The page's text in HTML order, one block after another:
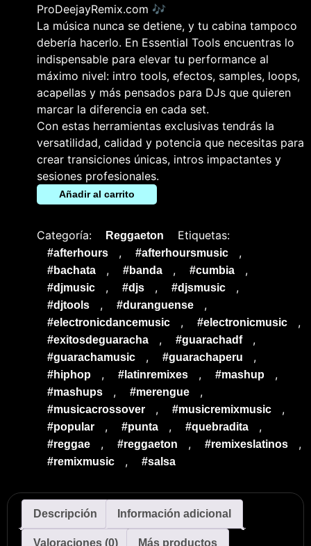
ProDeejayRemix.com 🎶
La música nunca se detiene, y tu cabina tampoco
debería hacerlo. En Essential Tools encuentras lo
indispensable para elevar tu performance al
máximo nivel: intro tools, efectos, samples, loops,
acapellas y más pensados para DJs que quieren
marcar la diferencia en cada set.
Con estas herramientas exclusivas tendrás la
versatilidad, calidad y potencia que necesitas para
crear transiciones únicas, intros impactantes y
sesiones profesionales.
Añadir al carrito
Categoría: Reggaeton Etiquetas:
#afterhours , #afterhoursmusic ,
#bachata , #banda , #cumbia ,
#djmusic , #djs , #djsmusic ,
#djtools , #duranguense ,
#electronicdancemusic , #electronicmusic ,
#exitosdeguaracha , #guarachadf ,
#guarachamusic , #guarachaperu ,
#hiphop , #latinremixes , #mashup ,
#mashups , #merengue ,
#musicacrossover , #musicremixmusic ,
#popular , #punta , #quebradita ,
#reggae , #reggaeton , #remixeslatinos ,
#remixmusic , #salsa
Descripción Información adicional
Valoraciones (0) Más productos